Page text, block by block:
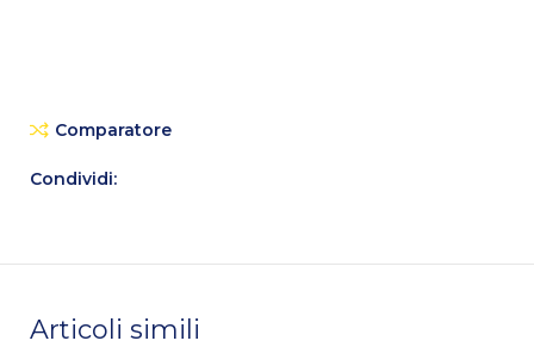
Comparatore
Condividi:
Articoli simili